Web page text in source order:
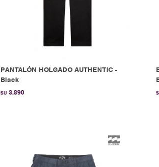
PANTALÓN HOLGADO AUTHENTIC -
Black
$U 3.890